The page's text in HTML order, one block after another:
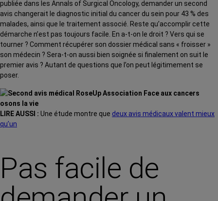
publiée dans les Annals of Surgical Oncology, demander un second
avis changerait le diagnostic initial du cancer du sein pour 43 % des
malades, ainsi que le traitement associé. Reste qu’accomplir cette
démarche n’est pas toujours facile. En a-t-on le droit ? Vers qui se
tourner ? Comment récupérer son dossier médical sans « froisser »
son médecin ? Sera-t-on aussi bien soignée si finalement on suit le
premier avis ? Autant de questions que l’on peut légitimement se
poser.
LIRE AUSSI : Une étude montre que deux avis médicaux valent mieux
qu’un
Pas facile de